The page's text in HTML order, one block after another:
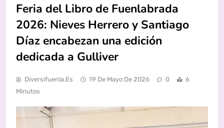
Feria del Libro de Fuenlabrada
2026: Nieves Herrero y Santiago
Díaz encabezan una edición
dedicada a Gulliver
Diversifuenla.es 19 De Mayo De 2026 0
6
Minutos